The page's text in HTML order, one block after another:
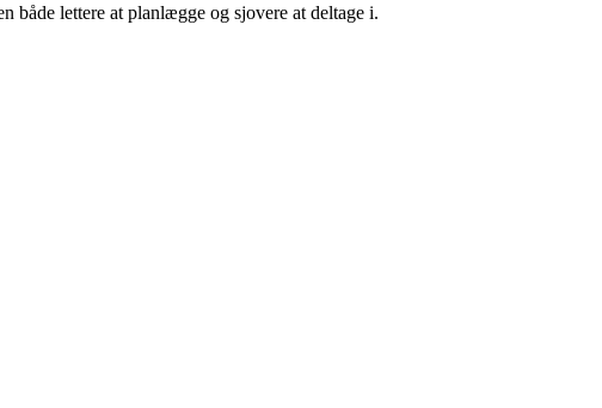
både lettere at planlægge og sjovere at deltage i.